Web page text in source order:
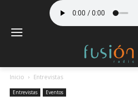
Inicio Entrevistas
Entrevistas Eventos